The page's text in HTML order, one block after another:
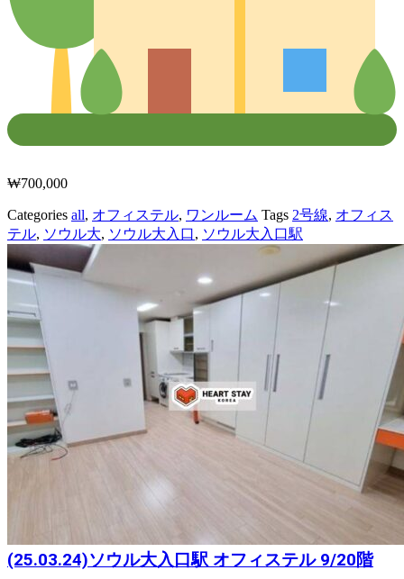
₩700,000
Categories all, オフィステル, ワンルーム Tags 2号線, オフィス
テル, ソウル大, ソウル大入口, ソウル大入口駅
(25.03.24)ソウル大入口駅 オフィステル 9/20階